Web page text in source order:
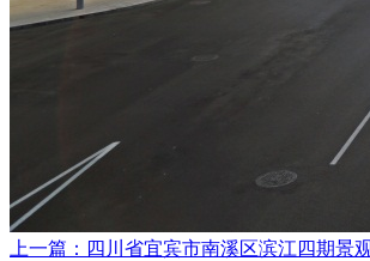
上一篇：四川省宜宾市南溪区滨江四期景